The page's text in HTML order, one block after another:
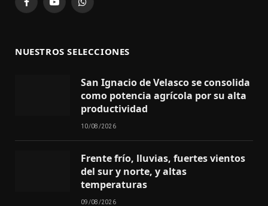
FacebookYouTubeWhatsApp
NUESTROS SELECCIONES
San Ignacio de Velasco se consolida
como potencia agrícola por su alta
productividad
10/08/2026
Frente frío, lluvias, fuertes vientos
del sur y norte, y altas
temperaturas
09/08/2026